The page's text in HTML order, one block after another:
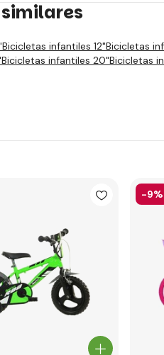
Bicicletas infantiles 12"Bicicletas
Bicicletas infantiles 20"Bicicletas
-9%